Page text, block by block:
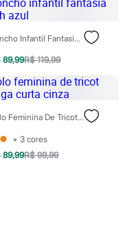
Poncho Infantil Fantasia Stitch Azul
89,99R$ 119,99
Polo Feminina De Tricot Manga Curta Cinza
+ 3 cores
89,99R$ 99,99